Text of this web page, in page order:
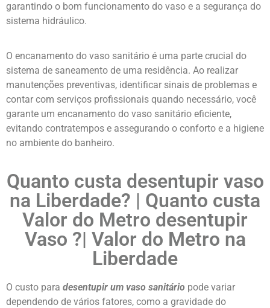
garantindo o bom funcionamento do vaso e a segurança do
sistema hidráulico.
O encanamento do vaso sanitário é uma parte crucial do
sistema de saneamento de uma residência. Ao realizar
manutenções preventivas, identificar sinais de problemas e
contar com serviços profissionais quando necessário, você
garante um encanamento do vaso sanitário eficiente,
evitando contratempos e assegurando o conforto e a higiene
no ambiente do banheiro.
Quanto custa desentupir vaso
na Liberdade? | Quanto custa
Valor do Metro desentupir
Vaso ?| Valor do Metro na
Liberdade
O custo para desentupir um vaso sanitário pode variar
dependendo de vários fatores, como a gravidade do